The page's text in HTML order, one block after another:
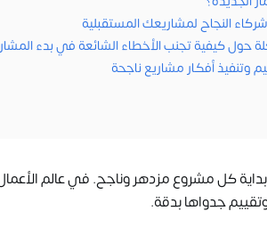
النجاح لمشاريعك المستقبلية
حول كيفية تجنب الأخطاء الشائعة في بدء
وتنفيذ أفكار مشاريع ناجحة
كل مشروع مزدهر وناجح. في عالم
جدواها بدقة.